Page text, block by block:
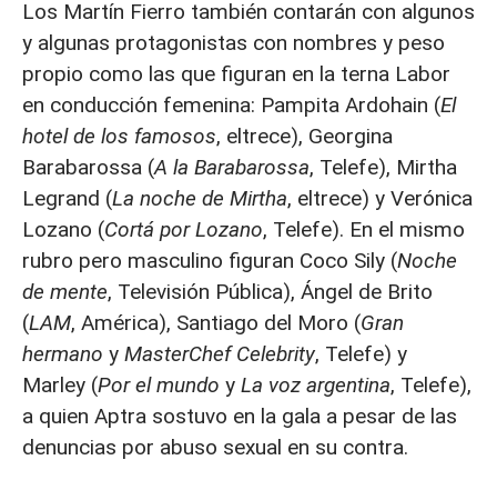
Los Martín Fierro también contarán con algunos
y algunas protagonistas con nombres y peso
propio como las que figuran en la terna Labor
en conducción femenina: Pampita Ardohain (El
hotel de los famosos, eltrece), Georgina
Barabarossa (A la Barabarossa, Telefe), Mirtha
Legrand (La noche de Mirtha, eltrece) y Verónica
Lozano (Cortá por Lozano, Telefe). En el mismo
rubro pero masculino figuran Coco Sily (Noche
de mente, Televisión Pública), Ángel de Brito
(LAM, América), Santiago del Moro (Gran
hermano y MasterChef Celebrity, Telefe) y
Marley (Por el mundo y La voz argentina, Telefe),
a quien Aptra sostuvo en la gala a pesar de las
denuncias por abuso sexual en su contra.